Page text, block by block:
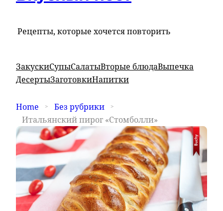
Рецепты, которые хочется повторить
ЗакускиСупыСалатыВторые блюдаВыпечка
ДесертыЗаготовкиНапитки
Home
Без рубрики
Итальянский пирог «Стомболли»